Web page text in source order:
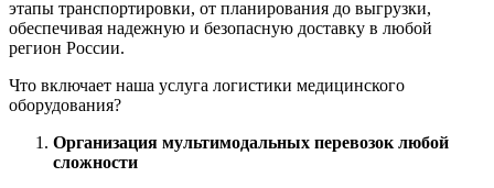
этапы транспортировки, от планирования до выгрузки,
обеспечивая надежную и безопасную доставку в любой
регион России.
Что включает наша услуга логистики медицинского
оборудования?
Организация мультимодальных перевозок любой
сложности